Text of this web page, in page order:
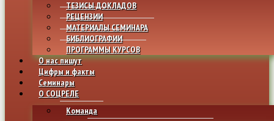
ТЕЗИСЫ ДОКЛАДОВ
РЕЦЕНЗИИ
МАТЕРИАЛЫ СЕМИНАРА
БИБЛИОГРАФИИ
ПРОГРАММЫ КУРСОВ
О нас пишут
Цифры и факты
Семинары
О СОЦРЕЛЕ
Команда